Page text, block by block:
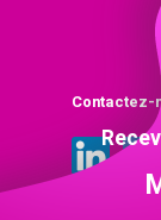
Contactez-